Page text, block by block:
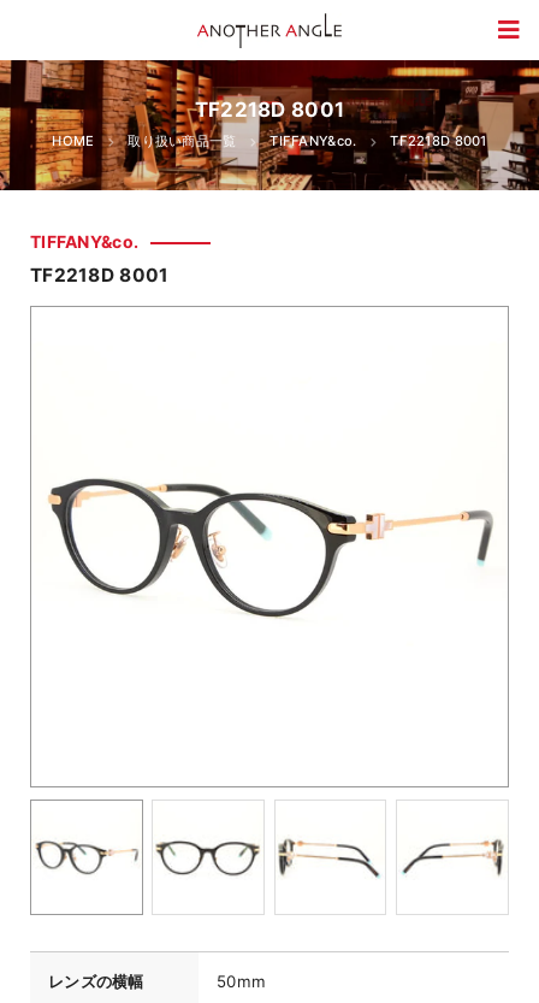
TF2218D 8001
HOME 取り扱い商品一覧 TIFFANY&co. TF2218D 8001
TIFFANY&co.
TF2218D 8001
レンズの横幅 50mm